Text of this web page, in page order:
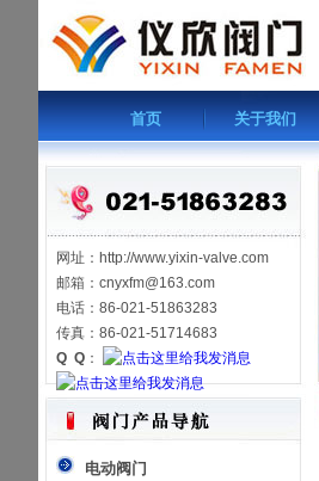
首页 关于我们
网址：http://www.yixin-valve.com
邮箱：cnyxfm@163.com
电话：86-021-51863283
传真：86-021-51714683
Q Q ：
电动阀门